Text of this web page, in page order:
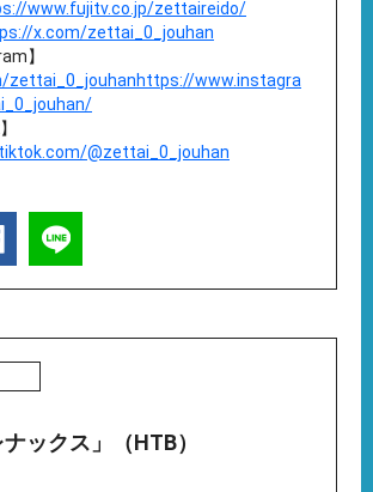
www.fujitv.co.jp/zettaireido/
x.com/zettai_0_jouhan
】
zettai_0_jouhanhttps://www.instagra
@zettai_0_jouhan
ナックス」（HTB）